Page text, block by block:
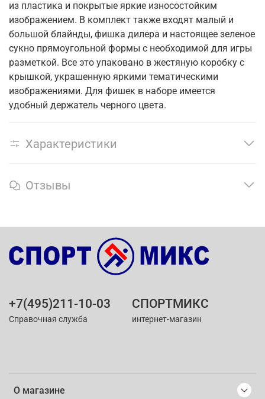
из пластика и покрытые яркие износостойким
изображением. В комплект также входят малый и
большой блайнды, фишка дилера и настоящее зеленое
сукно прямоугольной формы с необходимой для игры
разметкой. Все это упаковано в жестяную коробку с
крышкой, украшенную яркими тематическими
изображениями. Для фишек в наборе имеется
удобный держатель черного цвета.
Характеристики
Отзывы
О магазине
+7(495)211-10-03
Справочная служба
СПОРТМИКС
интернет-магазин